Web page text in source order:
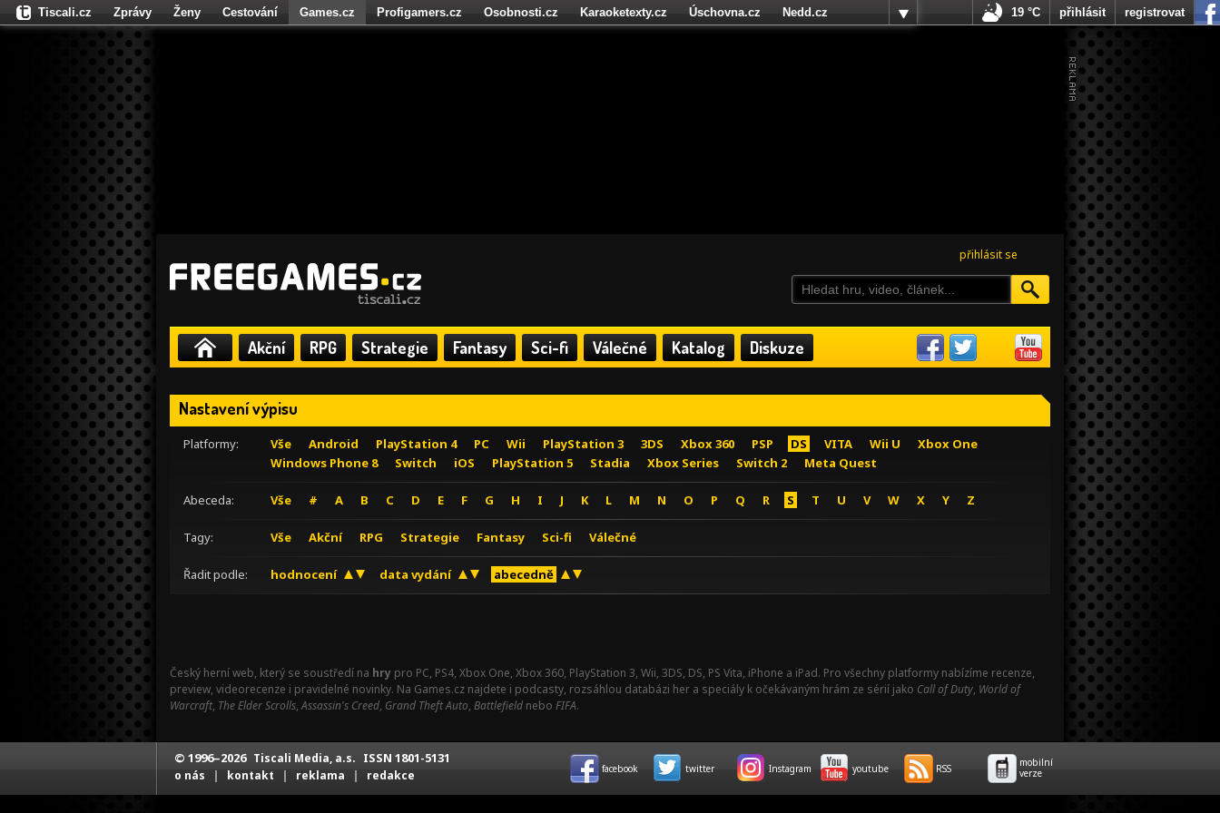
přihlásit se
Akční RPG Strategie Fantasy Sci-fi Válečné Katalog Diskuze
Nastavení výpisu
Platformy: Vše Android PlayStation 4 PC Wii PlayStation 3 3DS Xbox 360 PSP DS VITA Wii U
Xbox One
Windows Phone 8
Switch iOS PlayStation 5 Stadia Xbox Series Switch 2 Meta Quest
Abeceda: Vše # A B C D E F G H I J K L M N O P Q R S T U V W X Y Z
Tagy: Vše Akční RPG Strategie Fantasy Sci-fi Válečné
Řadit podle: hodnocení data vydání abecedně
Český herní web, který se soustředí na hry pro PC, PS4, Xbox One, Xbox 360, PlayStation 3, Wii, 3DS, DS, PS Vita, iPhone a iPad. Pro všechny platformy nabízíme recenze,
preview, videorecenze i pravidelné novinky. Na Games.cz najdete i podcasty, rozsáhlou databázi her a speciály k očekávaným hrám ze sérií jako Call of Duty, World of
Warcraft, The Elder Scrolls,Assassin's Creed, Grand Theft Auto, Battlefield nebo FIFA.
Tiscali.cz Zprávy Ženy Cestování Games.cz Profigamers.cz Osobnosti.cz Karaoketexty.cz Úschovna.cz
Nedd.cz
Fights.cz
19 °C přihlásit registrovat
© 1996–2026 Tiscali Media, a.s. ISSN 1801-5131
o nás | kontakt | reklama | redakce facebook twitter Instagram youtube RSS
mobilní
verze